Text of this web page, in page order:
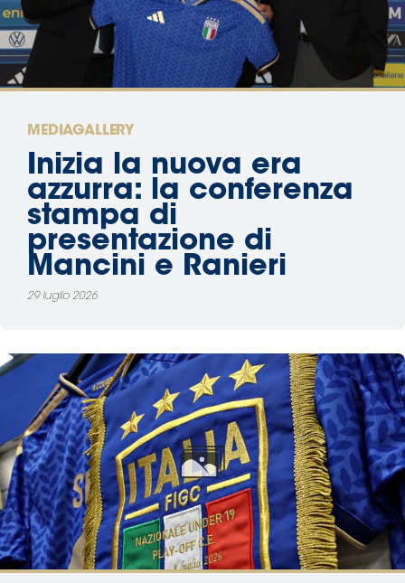
Area
Media
Assicurazione
Social media
MEDIAGALLERY
Inizia la nuova era
azzurra: la conferenza
stampa di
presentazione di
Mancini e Ranieri
29 luglio 2026